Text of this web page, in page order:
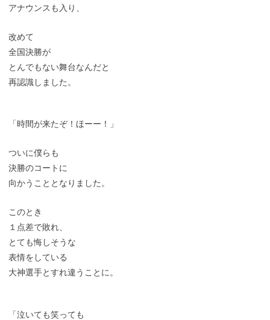
アナウンスも入り、
改めて
全国決勝が
とんでもない舞台なんだと
再認識しました。
「時間が来たぞ！ほーー！」
ついに僕らも
決勝のコートに
向かうこととなりました。
このとき
１点差で敗れ、
とても悔しそうな
表情をしている
大神選手とすれ違うことに。
「泣いても笑っても